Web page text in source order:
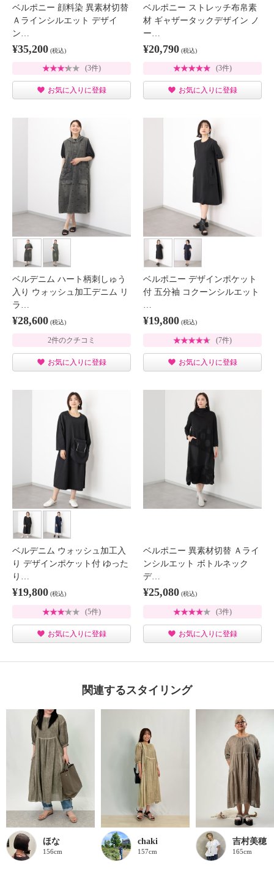
ベルポニー 顔料染 異素材切替
Ａラインシルエット デザイ
ン…
¥35,200 (税込)
(3件)
お気に入りに登録
ベルポニー ストレッチ布帛素
材 ギャザータックデザイン ノ
ー…
¥20,790 (税込)
(3件)
お気に入りに登録
ベルデニム ハート柄刺しゅう
入り ウォッシュ加工デニム リ
ラ…
¥28,600 (税込)
2件のクチコミ
お気に入りに登録
ベルポニー デザインポケット
付 五分袖 コクーンシルエット
¥19,800 (税込)
(7件)
お気に入りに登録
ベルデニム ウォッシュ加工入
り デザインポケット付 ゆった
り…
¥19,800 (税込)
(5件)
お気に入りに登録
ベルポニー 異素材切替 Ａライ
ンシルエット ボトルネック
デ…
¥25,080 (税込)
(3件)
お気に入りに登録
関連するスタイリング
ほな
156cm
chaki
157cm
吉村美穂
165cm